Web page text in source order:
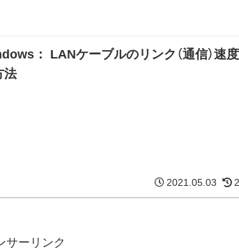
： LANケーブルのリンク（通信）速
法
2021.05.03
サーリンク